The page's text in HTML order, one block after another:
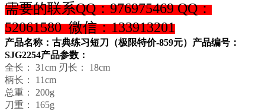
需要的联系QQ：976975469 QQ：
52061580 微信：133913201
产品名称：古典练习短刀（极限特价-859元） 产品编号：
SJG2254产品参数：
全长： 31cm 刃长： 18cm
柄长： 11cm
总重： 200g
刀重： 165g